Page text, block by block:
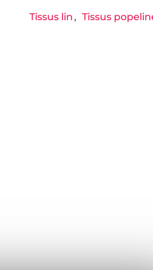
Tissus lin Tissus